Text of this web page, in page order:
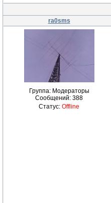
ra0sms
Группа: Модераторы
Сообщений: 388
Статус: Offline